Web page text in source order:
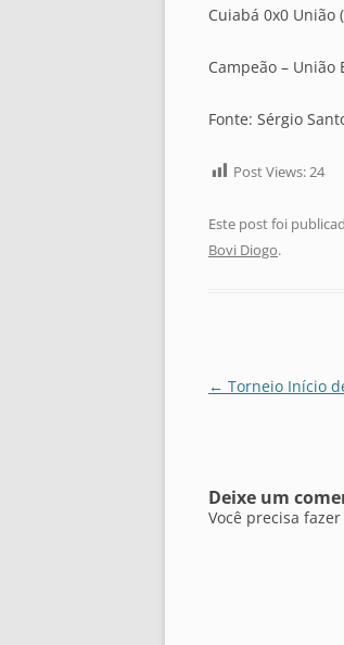
Cuiabá 0x0 União
Campeão – União
Fonte: Sérgio
Post Views: 24
Este post foi
Bovi Diogo.
Navegação
← Torneio Início
Deixe um
Você precisa fazer